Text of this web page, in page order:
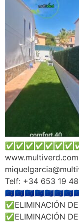
www.multiverd.com
Telf: +34 653 19 48
✅ELIMINACIÓN
✅ELIMINACIÓN